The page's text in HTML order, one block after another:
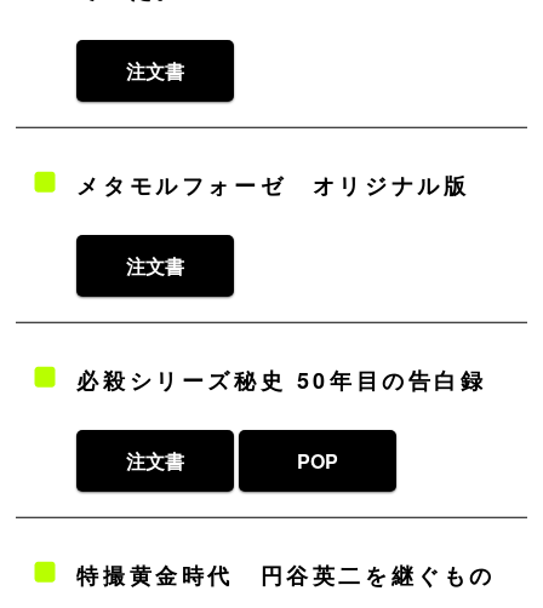
注文書
メタモルフォーゼ オリジナル版
注文書
必殺シリーズ秘史 50年目の告白録
注文書 POP
特撮黄金時代 円谷英二を継ぐもの